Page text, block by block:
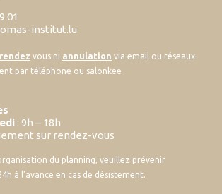
01
institut.lu
vous ni annulation via email ou réseaux
par téléphone ou salonkee
: 9h – 18h
sur rendez-vous
du planning, veuillez prévenir
à l’avance en cas de désistement.